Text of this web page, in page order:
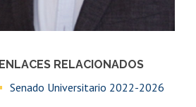
ENLACES RELACIONADOS
Senado Universitario 2022-2026